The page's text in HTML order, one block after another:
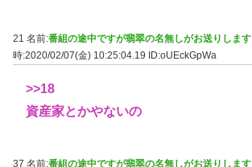
21 名前:番組の途中ですが翡翠の名無しがお送りします
時:2020/02/07(金) 10:25:04.19 ID:oUEckGpWa
>>18
資産家とかやないの
37 名前:番組の途中ですが翡翠の名無しがお送りします